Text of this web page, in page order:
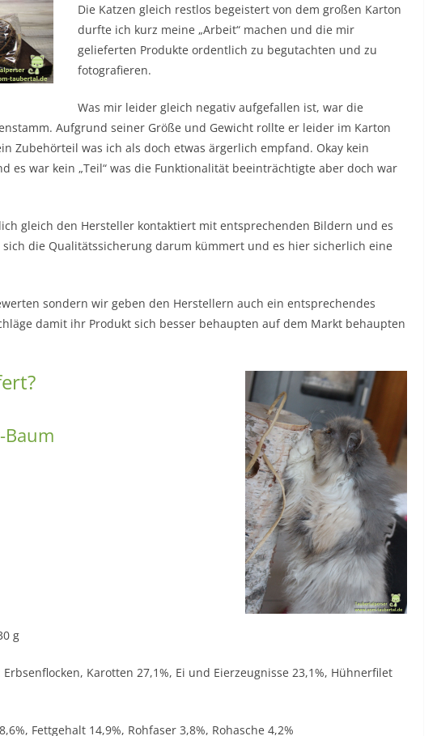
Die Katzen gleich restlos begeistert von dem großen Karton
durfte ich kurz meine „Arbeit“ machen und die mir
gelieferten Produkte ordentlich zu begutachten und zu
fotografieren.
Was mir leider gleich negativ aufgefallen ist, war die
Aufgrund seiner Größe und Gewicht rollte er leider im Karton
Zubehörteil was ich als doch etwas ärgerlich empfand. Okay kein
es war kein „Teil“ was die Funktionalität beeinträchtigte aber doch war
gleich den Hersteller kontaktiert mit entsprechenden Bildern und es
die Qualitätssicherung darum kümmert und es hier sicherlich eine
sondern wir geben den Herstellern auch ein entsprechendes
damit ihr Produkt sich besser behaupten auf dem Markt behaupten
Baum
g
Karotten 27,1%, Ei und Eierzeugnisse 23,1%, Hühnerfilet
Fettgehalt 14,9%, Rohfaser 3,8%, Rohasche 4,2%